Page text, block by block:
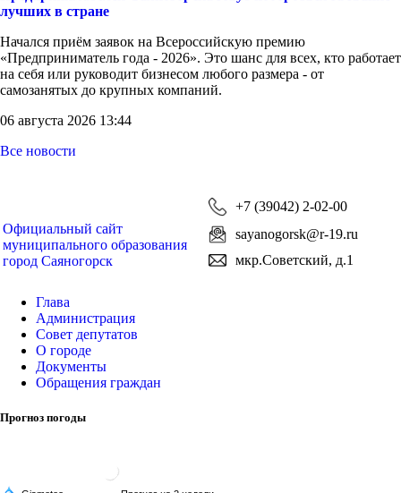
лучших в стране
Начался приём заявок на Всероссийскую премию
«Предприниматель года - 2026». Это шанс для всех, кто работает
на себя или руководит бизнесом любого размера - от
самозанятых до крупных компаний.
06 августа 2026 13:44
Все новости
Официальный сайт
муниципального образования
город Саяногорск
+7 (39042) 2-02-00
sayanogorsk@r-19.ru
мкр.Советский, д.1
Глава
Администрация
Совет депутатов
О городе
Документы
Обращения граждан
Прогноз погоды